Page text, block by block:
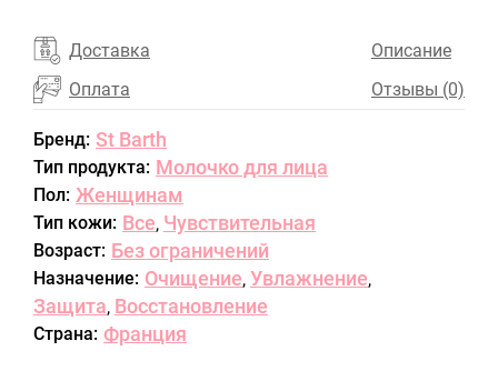
Доставка
Оплата
Описание
Отзывы (0)
Бренд: St Barth
Тип продукта: Молочко для лица
Пол: Женщинам
Тип кожи: Все, Чувствительная
Возраст: Без ограничений
Назначение: Очищение, Увлажнение,
Защита, Восстановление
Страна: Франция